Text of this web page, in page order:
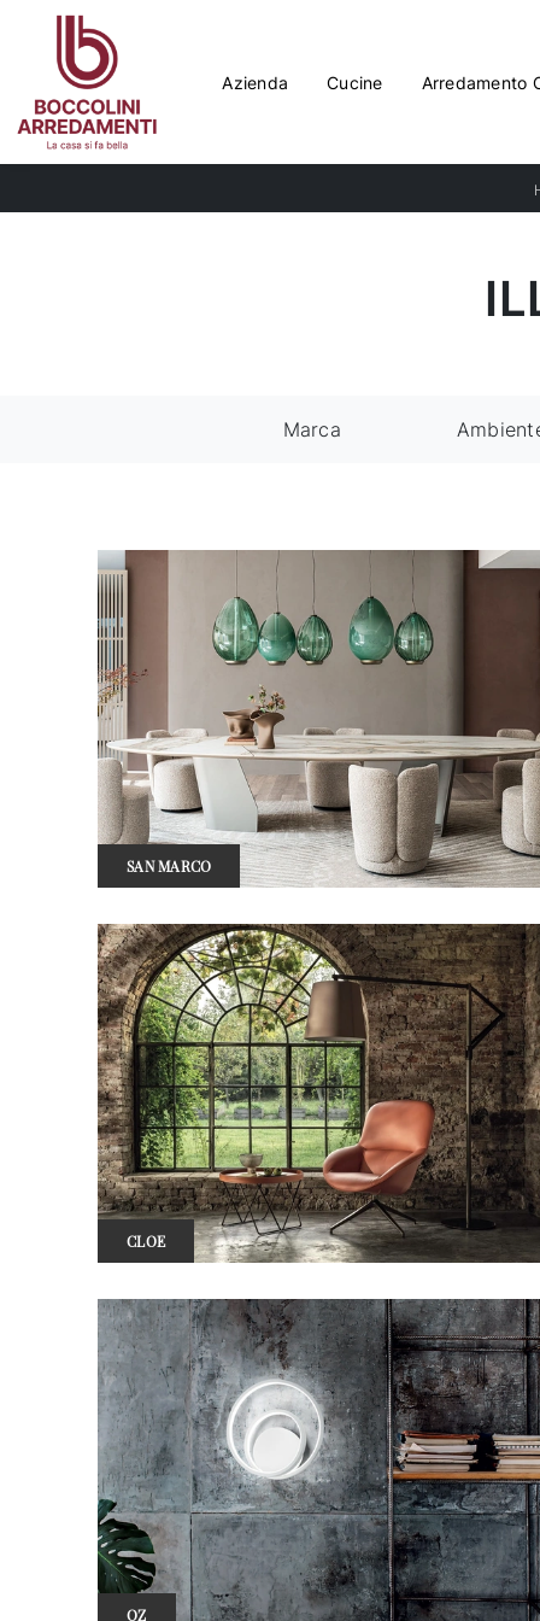
Azienda Cucine Arredamento
Marca
SAN MARCO
CLOE
OZ